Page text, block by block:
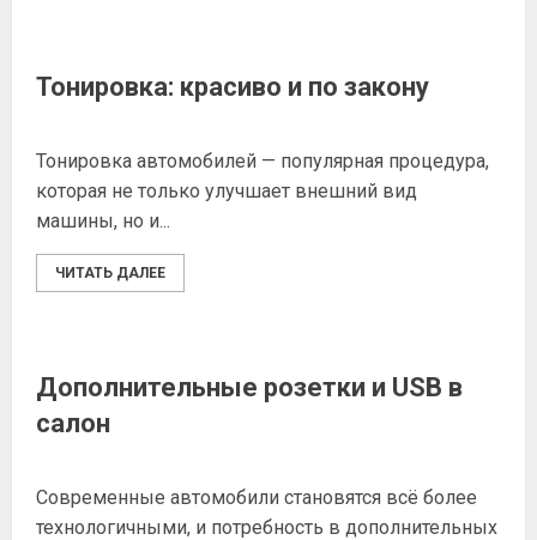
Тонировка: красиво и по закону
Тонировка автомобилей — популярная процедура,
которая не только улучшает внешний вид
машины, но и...
ЧИТАТЬ ДАЛЕЕ
Дополнительные розетки и USB в
салон
Современные автомобили становятся всё более
технологичными, и потребность в дополнительных